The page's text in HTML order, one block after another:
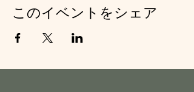
このイベントをシェア